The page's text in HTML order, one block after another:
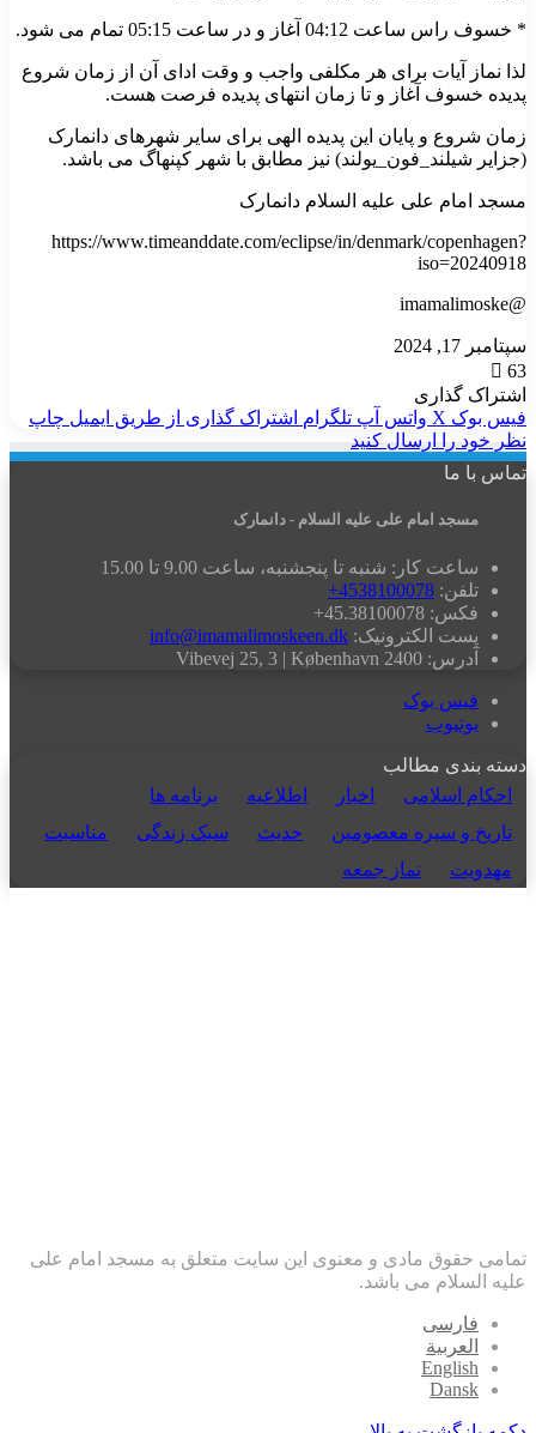
* خسوف راس ساعت 04:12 آغاز و در ساعت 05:15 تمام می شود.
لذا نماز آيات برای هر مکلفی واجب و وقت ادای آن از زمان شروع
پدیده خسوف آغاز و تا زمان انتهای پدیده فرصت هست.
زمان شروع و پایان این پدیده الهی برای سایر شهرهای دانمارک
(جزایر شیلند_فون_یولند) نیز مطابق با شهر کپنهاگ می باشد.
مسجد امام علی علیه السلام دانمارک
https://www.timeanddate.com/eclipse/in/denmark/copenhagen?
iso=20240918
@imamalimoske
سپتامبر 17, 2024
63
اشتراک گذاری
فیس بوک X واتس آپ تلگرام اشتراک گذاری از طریق ایمیل چاپ
نظر خود را ارسال کنید
تماس با ما
مسجد امام علی علیه السلام - دانمارک
ساعت کار: شنبه تا پنجشنبه، ساعت 9.00 تا 15.00
تلفن: 4538100078+
فکس: 45.38100078+
پست الکترونیک: info@imamalimoskeen.dk
آدرس: Vibevej 25, 3 | København 2400
فیس بوک
یوتیوب
دسته بندی مطالب
احکام اسلامی
اخبار اطلاعیه
برنامه ها
تاریخ و سیره معصومین
حدیث سبک زندگی
مناسبت
مهدویت
نماز جمعه
تمامی حقوق مادی و معنوی این سایت متعلق به مسجد امام علی
علیه السلام می باشد.
فارسی
العربیة
English
Dansk